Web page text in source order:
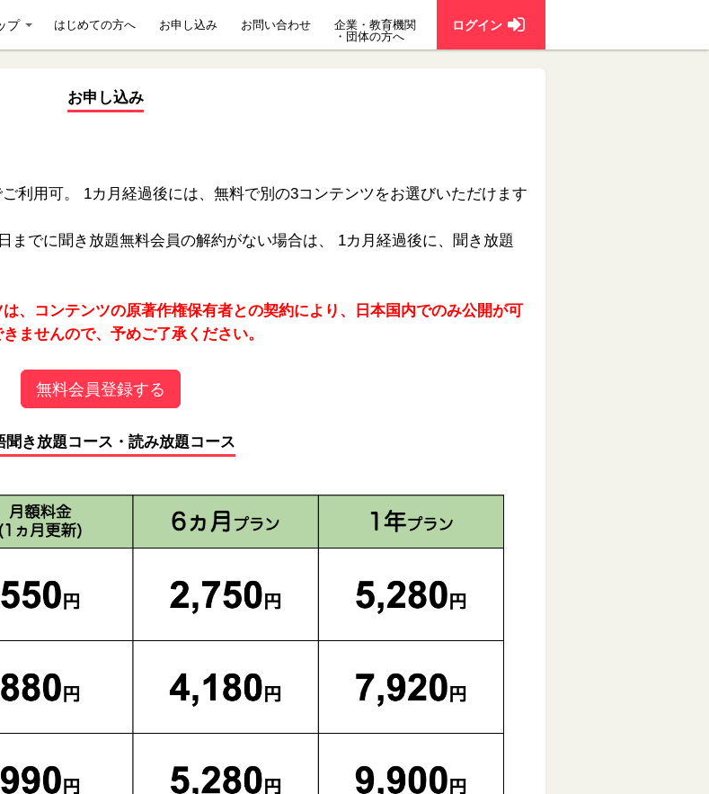
ログイン
プ はじめての方へ お申し込み お問い合わせ
企業・教育機関
・団体の方へ
お申し込み
利用可。 1カ月経過後には、無料で別の3コンテンツをお選びいただけます
までに聞き放題無料会員の解約がない場合は、 1カ月経過後に、聞き放題
、コンテンツの原著作権保有者との契約により、日本国内でのみ公開が可
ませんので、予めご了承ください。
無料会員登録する
聞き放題コース・読み放題コース